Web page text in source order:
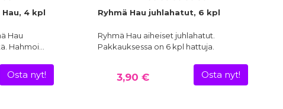
4 kpl
Hau
Hahmoi…
Osta nyt!
Ryhmä Hau juhlahatut, 6 kpl
Ryhmä Hau aiheiset juhlahatut.
Pakkauksessa on 6 kpl hattuja.
3,90 € Osta nyt!